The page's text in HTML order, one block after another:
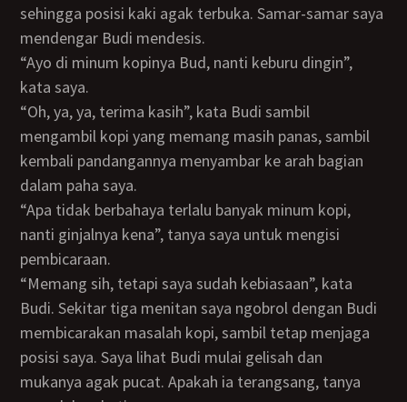
sehingga posisi kaki agak terbuka. Samar-samar saya
mendengar Budi mendesis.
“Ayo di minum kopinya Bud, nanti keburu dingin”,
kata saya.
“Oh, ya, ya, terima kasih”, kata Budi sambil
mengambil kopi yang memang masih panas, sambil
kembali pandangannya menyambar ke arah bagian
dalam paha saya.
“Apa tidak berbahaya terlalu banyak minum kopi,
nanti ginjalnya kena”, tanya saya untuk mengisi
pembicaraan.
“Memang sih, tetapi saya sudah kebiasaan”, kata
Budi. Sekitar tiga menitan saya ngobrol dengan Budi
membicarakan masalah kopi, sambil tetap menjaga
posisi saya. Saya lihat Budi mulai gelisah dan
mukanya agak pucat. Apakah ia terangsang, tanya